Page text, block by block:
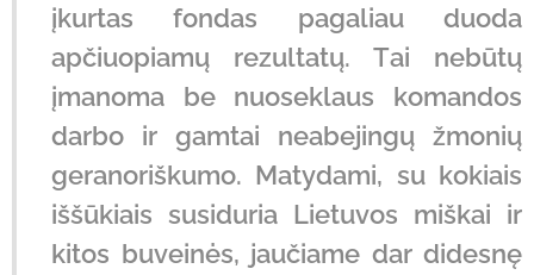
įkurtas fondas pagaliau duoda
apčiuopiamų rezultatų. Tai nebūtų
įmanoma be nuoseklaus komandos
darbo ir gamtai neabejingų žmonių
geranoriškumo. Matydami, su kokiais
iššūkiais susiduria Lietuvos miškai ir
kitos buveinės, jaučiame dar didesnę